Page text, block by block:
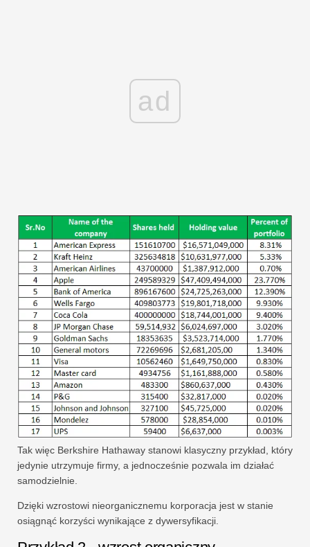
ad
Tak więc Berkshire Hathaway stanowi klasyczny przykład, który
jedynie utrzymuje firmy, a jednocześnie pozwala im działać
samodzielnie.
Dzięki wzrostowi nieorganicznemu korporacja jest w stanie
osiągnąć korzyści wynikające z dywersyfikacji.